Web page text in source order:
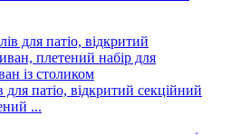
для патіо, відкритий секційний
...